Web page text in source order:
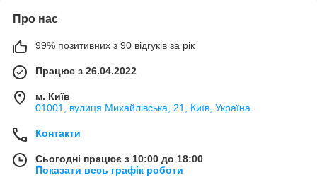
Про нас
99% позитивних з 90 відгуків за рік
Працює з 26.04.2022
м. Київ
01001, вулиця Михайлівська, 21, Київ, Україна
Контакти
Сьогодні працює з 10:00 до 18:00
Показати весь графік роботи